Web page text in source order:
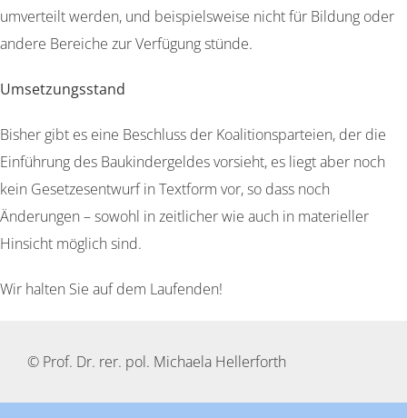
umverteilt werden, und beispielsweise nicht für Bildung oder
andere Bereiche zur Verfügung stünde.
Umsetzungsstand
Bisher gibt es eine Beschluss der Koalitionsparteien, der die
Einführung des Baukindergeldes vorsieht, es liegt aber noch
kein Gesetzesentwurf in Textform vor, so dass noch
Änderungen – sowohl in zeitlicher wie auch in materieller
Hinsicht möglich sind.
Wir halten Sie auf dem Laufenden!
© Prof. Dr. rer. pol. Michaela Hellerforth